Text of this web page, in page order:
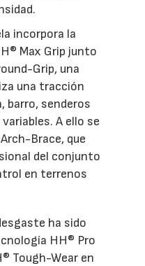
incorpora la
Max Grip junto
Grip, una
una tracción
barro, senderos
A ello se
Brace, que
del conjunto
en terrenos
ha sido
HH® Pro
Tough-Wear en